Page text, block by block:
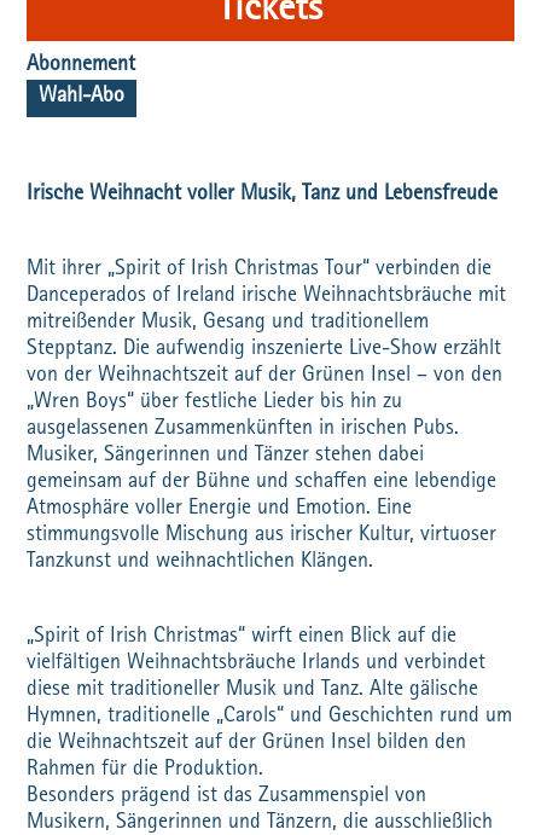
Tickets
Abonnement
Wahl-Abo
Irische Weihnacht voller Musik, Tanz und Lebensfreude
Mit ihrer „Spirit of Irish Christmas Tour“ verbinden die
Danceperados of Ireland irische Weihnachtsbräuche mit
mitreißender Musik, Gesang und traditionellem
Stepptanz. Die aufwendig inszenierte Live-Show erzählt
von der Weihnachtszeit auf der Grünen Insel – von den
„Wren Boys“ über festliche Lieder bis hin zu
ausgelassenen Zusammenkünften in irischen Pubs.
Musiker, Sängerinnen und Tänzer stehen dabei
gemeinsam auf der Bühne und schaffen eine lebendige
Atmosphäre voller Energie und Emotion. Eine
stimmungsvolle Mischung aus irischer Kultur, virtuoser
Tanzkunst und weihnachtlichen Klängen.
„Spirit of Irish Christmas“ wirft einen Blick auf die
vielfältigen Weihnachtsbräuche Irlands und verbindet
diese mit traditioneller Musik und Tanz. Alte gälische
Hymnen, traditionelle „Carols“ und Geschichten rund um
die Weihnachtszeit auf der Grünen Insel bilden den
Rahmen für die Produktion.
Besonders prägend ist das Zusammenspiel von
Musikern, Sängerinnen und Tänzern, die ausschließlich